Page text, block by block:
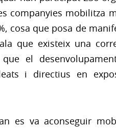
companyies mobilitza
cosa que posa de
que existeix una
el
i directius en
es va aconseguir